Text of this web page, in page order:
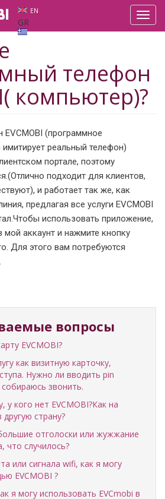
EN
GR
телефон
компьютер)?
(программное
реальный телефон)
портале, поэтому
подходит для клиентов,
и работает так же, как
предлагая все услуги EVCMOBI
использовать приложение,
мой аккаунт и нажмите кнопку
Для этого вам потребуются
вопросы
EVCMOBI?
как визитную карточку,
Нужно ли вводить pin
звонить.
у кого нет EVCMOBI?Как на
другую страну?
отголоски или жужжание
что случилось?
или сигнала wifi, как я могу
EVCMOBI ?
я могу использовать EVCmobi в